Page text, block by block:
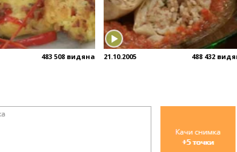
483 508 видяна 21.10.2005 488 432